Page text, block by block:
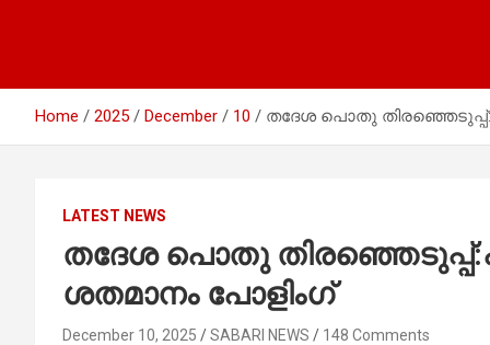
Home 2025 December 10 തദേശ പൊതു
LATEST NEWS
തദേശ പൊതു
ശതമാനം പോളിംഗ്
December 10, 2025 SABARI NEWS 148 Comments